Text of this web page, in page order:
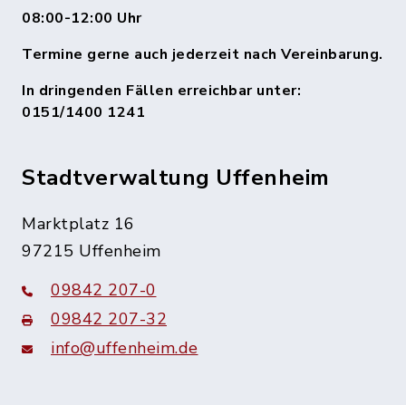
08:00-12:00 Uhr
Termine gerne auch jederzeit nach Vereinbarung.
In dringenden Fällen erreichbar unter:
0151/1400 1241
Stadtverwaltung Uffenheim
Marktplatz 16
97215 Uffenheim
09842 207-0
09842 207-32
info@uffenheim.de